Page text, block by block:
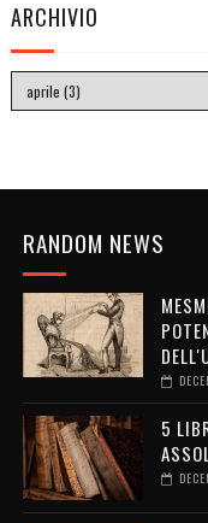
ARCHIVIO
RANDOM NEWS
5